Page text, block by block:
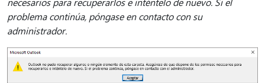
problema continúa, póngase en contacto con su
administrador.